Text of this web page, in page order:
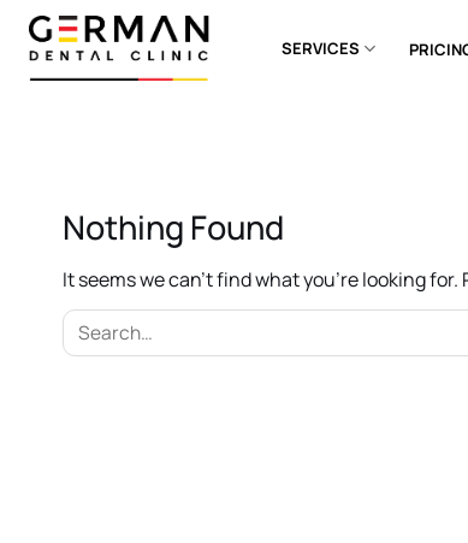
Skip
content
SERVICES
Nothing Found
It seems we can’t find what you’re looking